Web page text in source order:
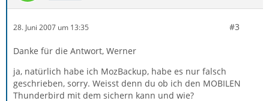
28. Juni 2007 um 13:35 #3
Danke für die Antwort, Werner
ja, natürlich habe ich MozBackup, habe es nur falsch
geschrieben, sorry. Weisst denn du ob ich den MOBILEN
Thunderbird mit dem sichern kann und wie?